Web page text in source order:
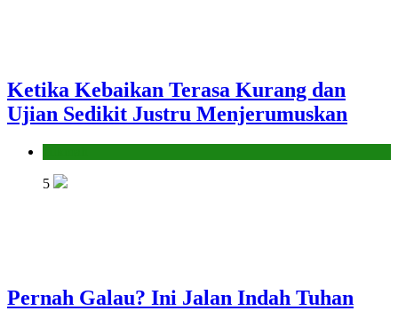
Ketika Kebaikan Terasa Kurang dan
Ujian Sedikit Justru Menjerumuskan
5
Pernah Galau? Ini Jalan Indah Tuhan